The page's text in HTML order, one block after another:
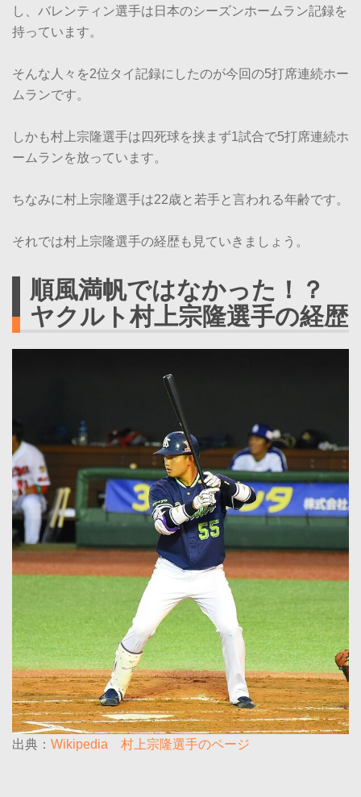
し、バレンティン選手は日本のシーズンホームラン記録を
持っています。
そんな人々を2位タイ記録にしたのが今回の5打席連続ホー
ムランです。
しかも村上宗隆選手は四死球を挟まず1試合で5打席連続ホ
ームランを放っています。
ちなみに村上宗隆選手は22歳と若手と言われる年齢です。
それでは村上宗隆選手の経歴も見ていきましょう。
順風満帆ではなかった！？
ヤクルト村上宗隆選手の経歴
出典： Wikipedia 村上宗隆選手のページ